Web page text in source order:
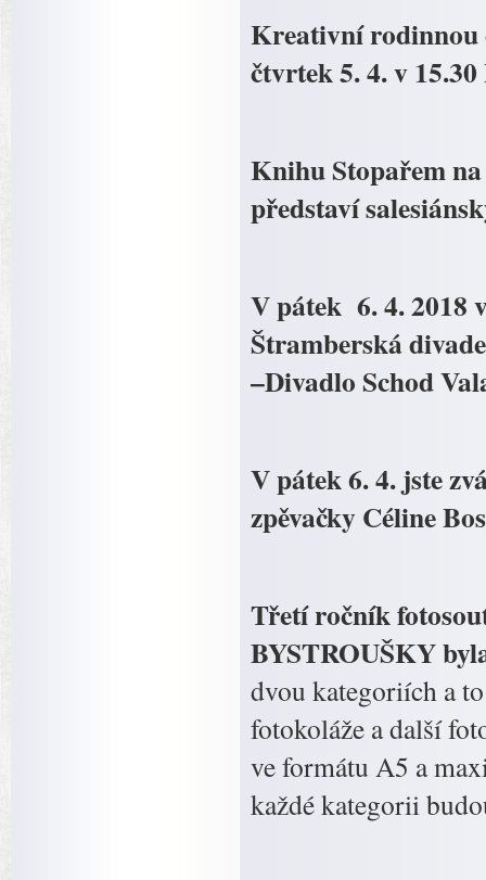
Kreativní rodinnou
čtvrtek 5. 4. v
Knihu Stopařem
představí
V pátek 6. 4. 2018
Štramberská
–Divadlo Schod
V pátek 6. 4. jste
zpěvačky Céline
Třetí ročník
BYSTROUŠKY
dvou kategoriích a
fotokoláže a další
ve formátu A5 a
každé kategorii